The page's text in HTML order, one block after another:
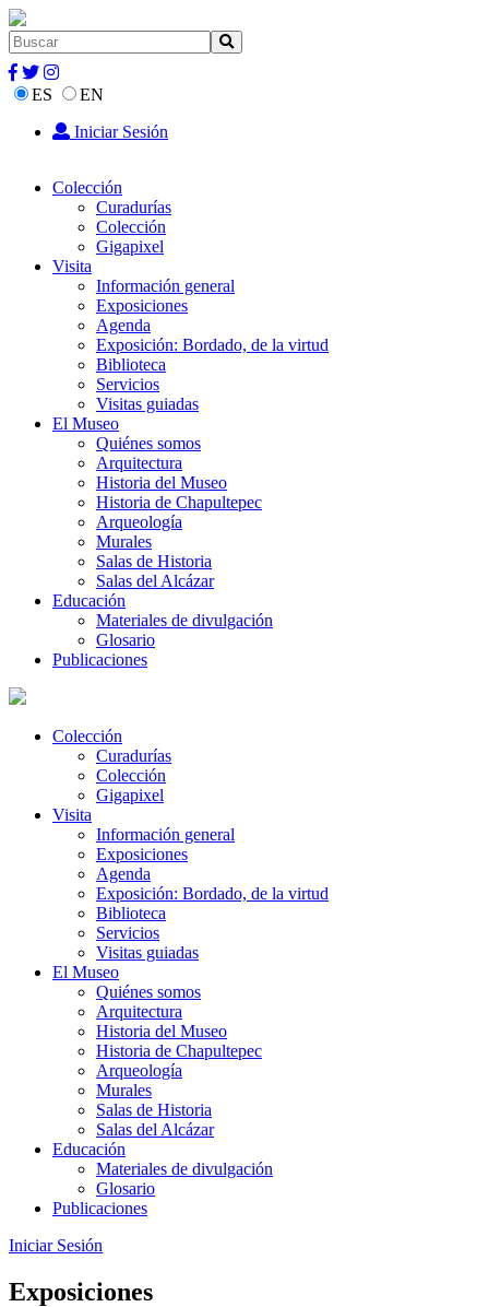
ES
EN
Iniciar Sesión
Colección
Curadurías
Colección
Gigapixel
Visita
Información general
Exposiciones
Agenda
Exposición: Bordado, de la virtud
Biblioteca
Servicios
Visitas guiadas
El Museo
Quiénes somos
Arquitectura
Historia del Museo
Historia de Chapultepec
Arqueología
Murales
Salas de Historia
Salas del Alcázar
Educación
Materiales de divulgación
Glosario
Publicaciones
Colección
Curadurías
Colección
Gigapixel
Visita
Información general
Exposiciones
Agenda
Exposición: Bordado, de la virtud
Biblioteca
Servicios
Visitas guiadas
El Museo
Quiénes somos
Arquitectura
Historia del Museo
Historia de Chapultepec
Arqueología
Murales
Salas de Historia
Salas del Alcázar
Educación
Materiales de divulgación
Glosario
Publicaciones
Iniciar Sesión
Exposiciones